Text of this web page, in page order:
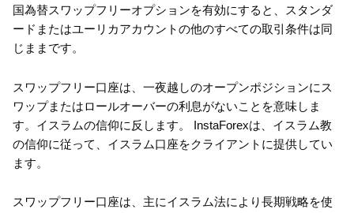
国為替スワップフリーオプションを有効にすると、スタンダ
ードまたはユーリカアカウントの他のすべての取引条件は同
じままです。
スワップフリー口座は、一夜越しのオープンポジションにス
ワップまたはロールオーバーの利息がないことを意味しま
す。イスラムの信仰に反します。 InstaForexは、イスラム教
の信仰に従って、イスラム口座をクライアントに提供してい
ます。
スワップフリー口座は、主にイスラム法により長期戦略を使